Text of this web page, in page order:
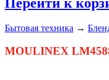
Бытовая техника →
MOULINEX